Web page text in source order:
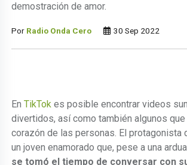
demostración de amor.
Por Radio Onda Cero 30 Sep 2022
EnTikTok es posible encontrar videos
divertidos, así como también algunos
corazón de las personas. El protagonista
un joven enamorado que, pese a una
se tomó el tiempo de conversar con